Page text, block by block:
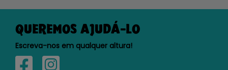
QUEREMOS AJUDÁ-LO
Escreva-nos em qualquer altura!